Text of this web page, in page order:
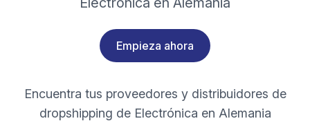
Empieza ahora
Encuentra tus proveedores y distribuidores de
dropshipping de Electrónica en Alemania